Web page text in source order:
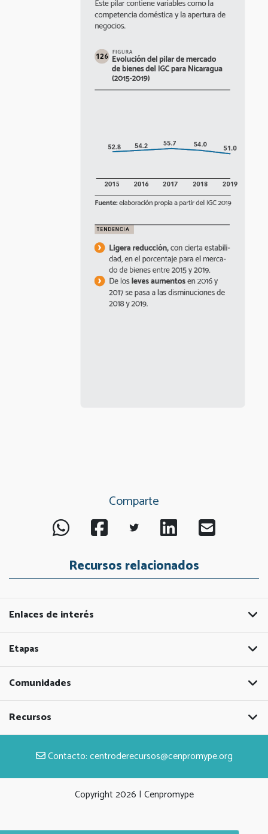
Comparte
Recursos relacionados
Enlaces de interés
Etapas
Comunidades
Recursos
Contacto:centroderecursos@cenpromype.org
Copyright2026 | Cenpromype